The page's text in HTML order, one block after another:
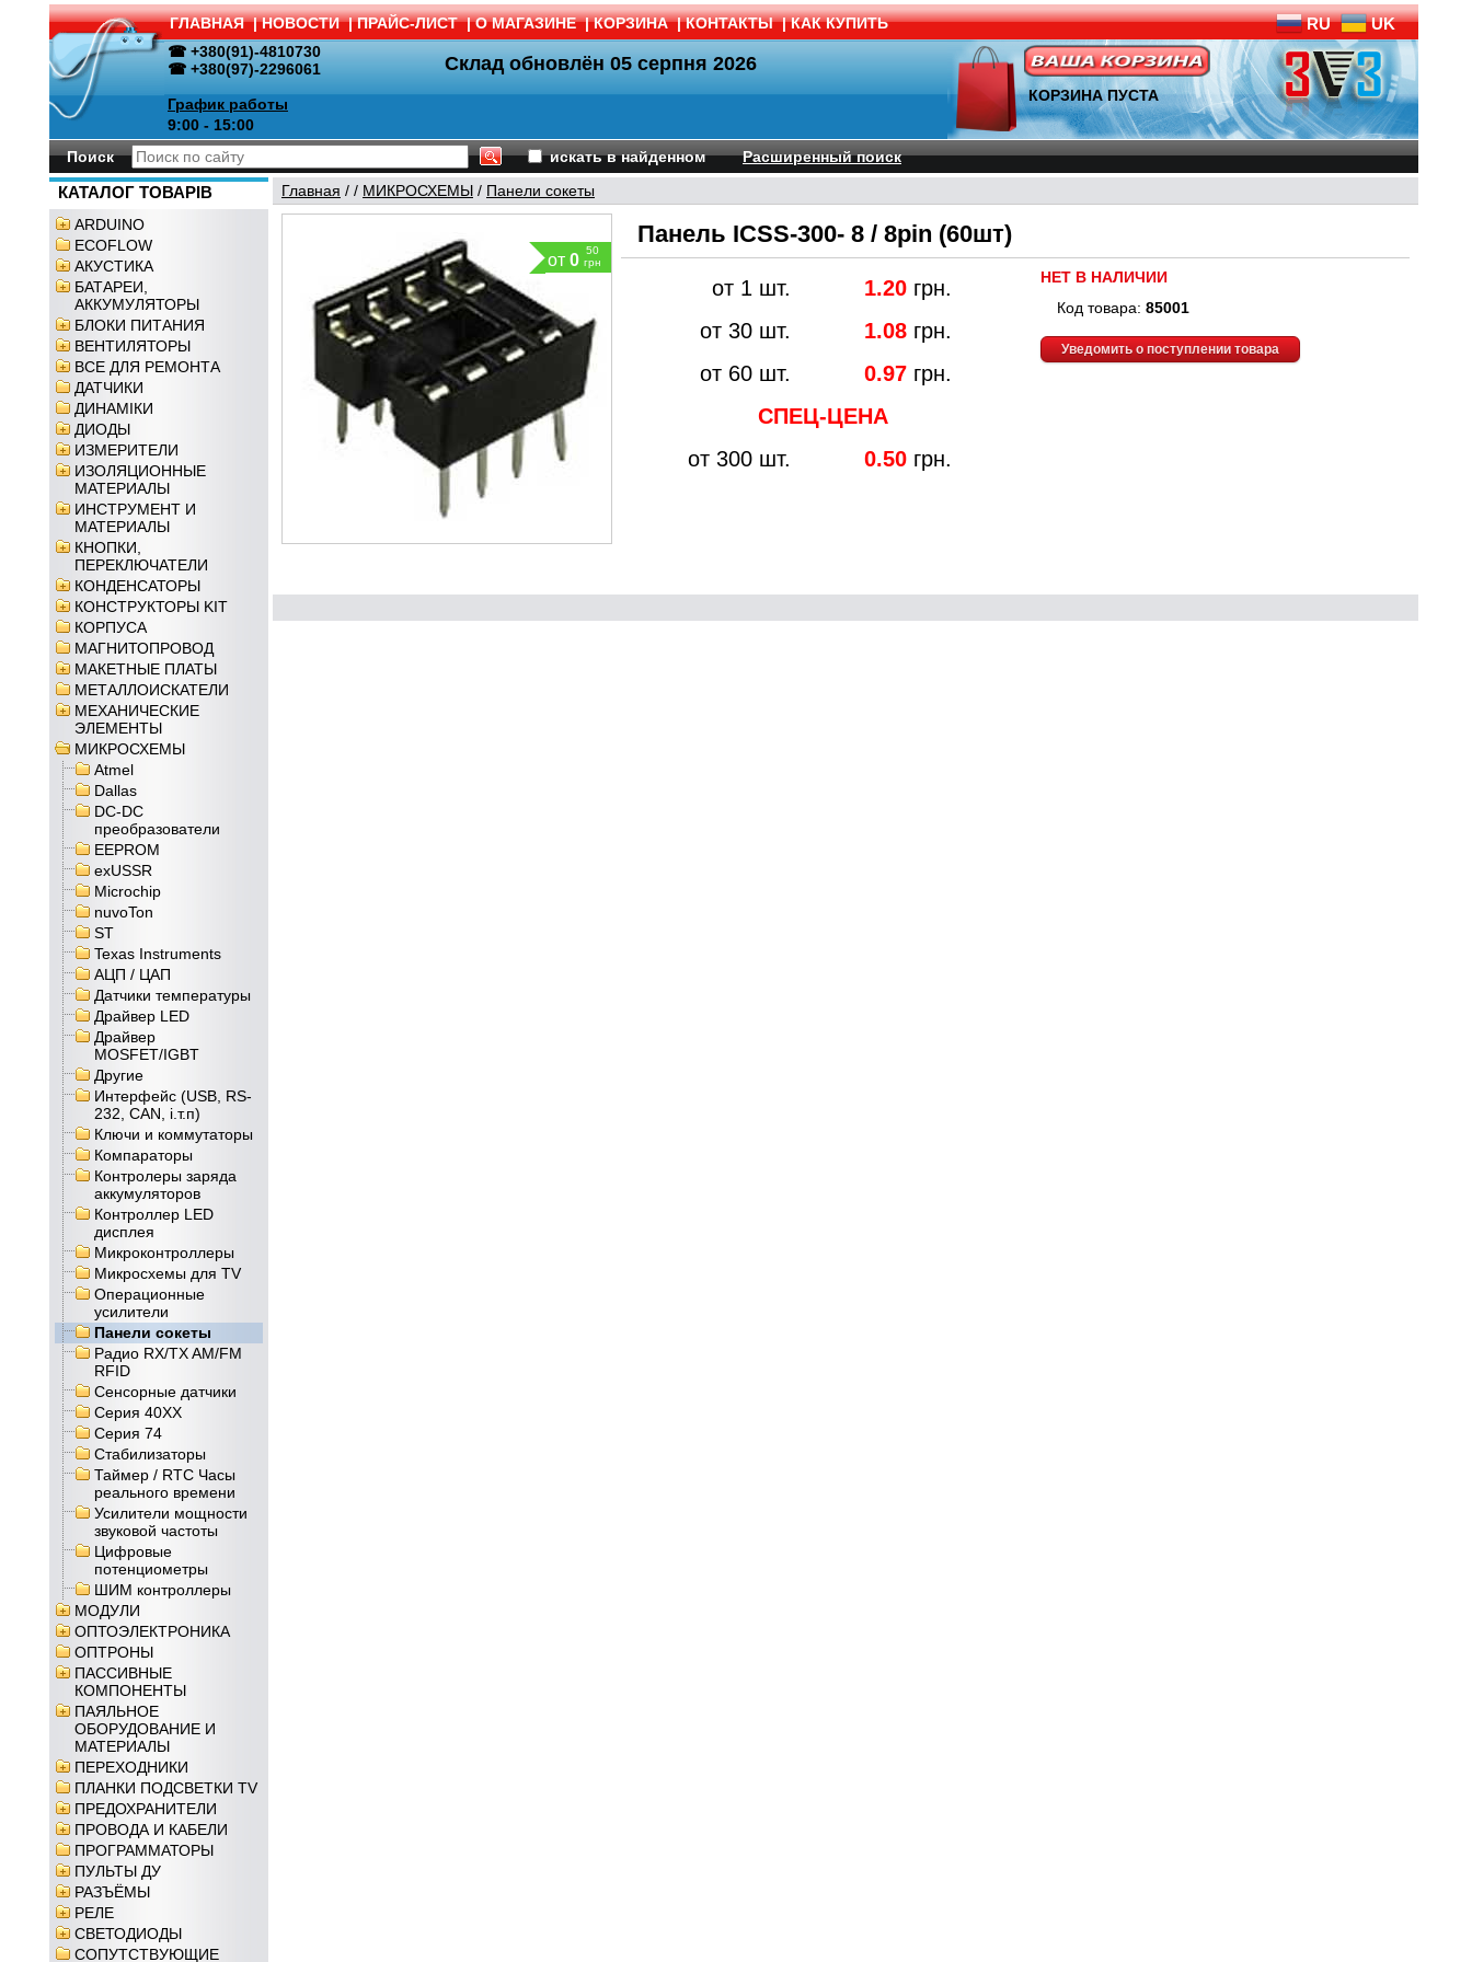
ГЛАВНАЯ | НОВОСТИ | ПРАЙС-ЛИСТ | О МАГАЗИНЕ | КОРЗИНА | КОНТАКТЫ | КАК КУПИТЬ RU UK
☎ +380(91)-4810730
☎ +380(97)-2296061
График работы
9:00 - 15:00
Склад обновлён 05 серпня 2026
КОРЗИНА ПУСТА
Поиск искать в найденном Расширенный поиск
КАТАЛОГ ТОВАРІВ
ARDUINO
ECOFLOW
АКУСТИКА
БАТАРЕИ,
АККУМУЛЯТОРЫ
БЛОКИ ПИТАНИЯ
ВЕНТИЛЯТОРЫ
ВСЕ ДЛЯ РЕМОНТА
ДАТЧИКИ
ДИНАМІКИ
ДИОДЫ
ИЗМЕРИТЕЛИ
ИЗОЛЯЦИОННЫЕ
МАТЕРИАЛЫ
ИНСТРУМЕНТ И
МАТЕРИАЛЫ
КНОПКИ,
ПЕРЕКЛЮЧАТЕЛИ
КОНДЕНСАТОРЫ
КОНСТРУКТОРЫ KIT
КОРПУСА
МАГНИТОПРОВОД
МАКЕТНЫЕ ПЛАТЫ
МЕТАЛЛОИСКАТЕЛИ
МЕХАНИЧЕСКИЕ
ЭЛЕМЕНТЫ
МИКРОСХЕМЫ
Atmel
Dallas
DC-DC
преобразователи
EEPROM
exUSSR
Microchip
nuvoTon
ST
Texas Instruments
АЦП / ЦАП
Датчики температуры
Драйвер LED
Драйвер
MOSFET/IGBT
Другие
Интерфейс (USB, RS-
232, CAN, і.т.п)
Ключи и коммутаторы
Компараторы
Контролеры заряда
аккумуляторов
Контроллер LED
дисплея
Микроконтроллеры
Микросхемы для TV
Операционные
усилители
Панели сокеты
Радио RX/TX AM/FM
RFID
Сенсорные датчики
Серия 40XX
Серия 74
Стабилизаторы
Таймер / RTC Часы
реального времени
Усилители мощности
звуковой частоты
Цифровые
потенциометры
ШИМ контроллеры
МОДУЛИ
ОПТОЭЛЕКТРОНИКА
ОПТРОНЫ
ПАССИВНЫЕ
КОМПОНЕНТЫ
ПАЯЛЬНОЕ
ОБОРУДОВАНИЕ И
МАТЕРИАЛЫ
ПЕРЕХОДНИКИ
ПЛАНКИ ПОДСВЕТКИ TV
ПРЕДОХРАНИТЕЛИ
ПРОВОДА И КАБЕЛИ
ПРОГРАММАТОРЫ
ПУЛЬТЫ ДУ
РАЗЪЁМЫ
РЕЛЕ
СВЕТОДИОДЫ
СОПУТСТВУЮЩИЕ
Главная / / МИКРОСХЕМЫ / Панели сокеты
от 0
50
грн
Панель ICSS-300- 8 / 8pin (60шт)
от 1 шт. 1.20 грн.
от 30 шт.
1.08 грн.
от 60 шт.
0.97 грн.
СПЕЦ-ЦЕНА
от 300 шт.
0.50 грн.
НЕТ В НАЛИЧИИ
Код товара: 85001
Уведомить о поступлении товара